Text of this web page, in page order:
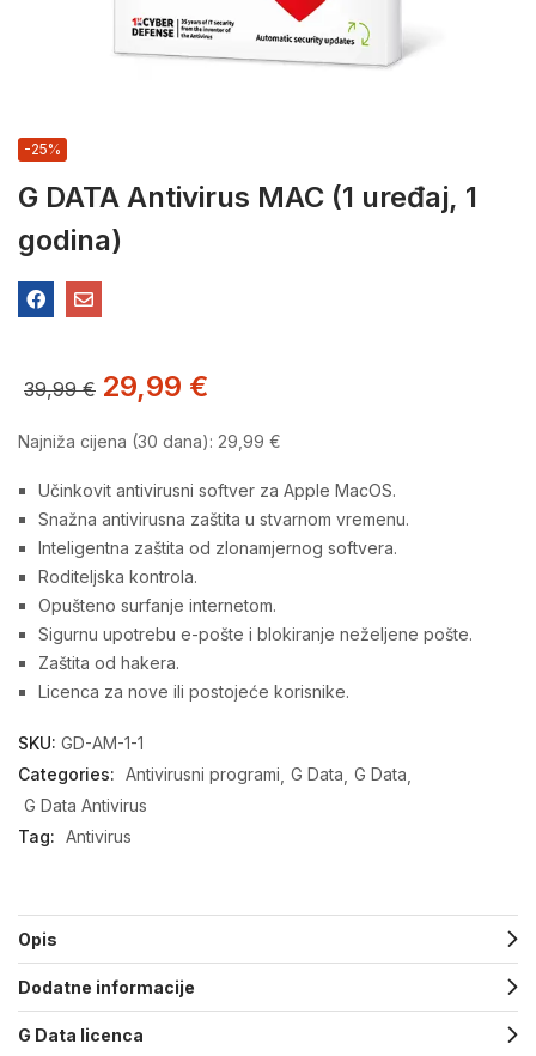
G DATA Antivirus MAC (1 uređaj, 1
godina)
-25%
39,99€ 29,99 €
Najniža cijena (30 dana): 29,99 €
Učinkovit antivirusni softver za Apple MacOS.
Snažna antivirusna zaštita u stvarnom vremenu.
Inteligentna zaštita od zlonamjernog softvera.
Roditeljska kontrola.
Opušteno surfanje internetom.
Sigurnu upotrebu e-pošte i blokiranje neželjene pošte.
Zaštita od hakera.
Licenca za nove ili postojeće korisnike.
SKU: GD-AM-1-1
Categories: Antivirusni programi G Data G Data
G Data Antivirus
Tag: Antivirus
Opis
Dodatne informacije
G Data licenca